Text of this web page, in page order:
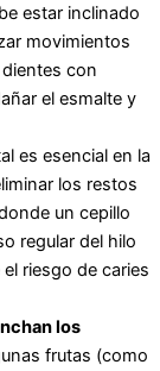
estar inclinado
movimientos
con
el esmalte y
es esencial en la
los restos
un cepillo
regular del hilo
riesgo de caries
los
frutas (como